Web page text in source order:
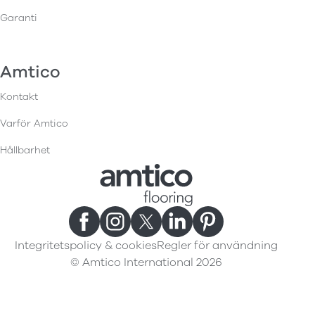
Garanti
Amtico
Kontakt
Varför Amtico
Hållbarhet
Integritetspolicy & cookiesRegler för användning
© Amtico International 2026